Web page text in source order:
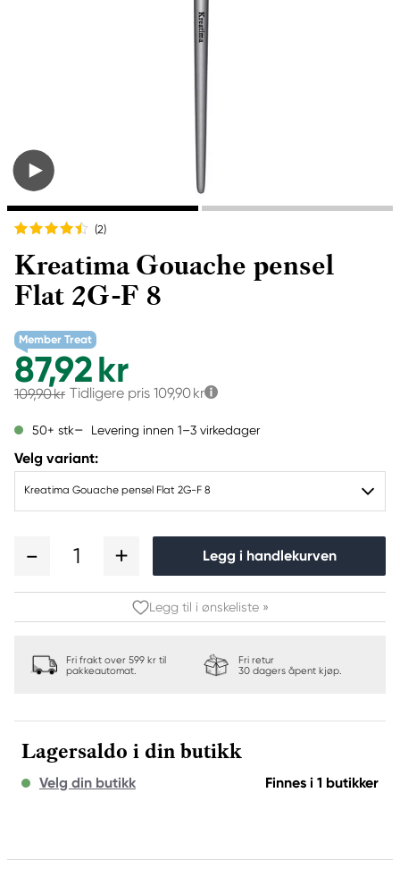
(2)
Kreatima Gouache pensel
Flat 2G-F 8
Member Treat
87,92 kr
109,90 kr Tidligere pris 109,90 kr
50+ stk Levering innen 1–3 virkedager
Velg variant:
Kreatima Gouache pensel Flat 2G-F 8
1 Legg i handlekurven
Legg til i ønskeliste »
Fri frakt over 599 kr til
pakkeautomat.
Fri retur
30 dagers åpent kjøp.
Lagersaldo i din butikk
Velg din butikk Finnes i 1 butikker